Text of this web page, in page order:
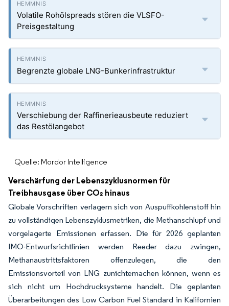
Volatile Rohölspreads stören die VLSFO-
Preisgestaltung
Begrenzte globale LNG-Bunkerinfrastruktur
Verschiebung der Raffinerieausbeute reduziert
das Restölangebot
Quelle: Mordor Intelligence
Verschärfung der Lebenszyklusnormen für
Treibhausgase über CO₂ hinaus
Globale Vorschriften verlagern sich von Auspuffkohlenstoff hin
zu vollständigen Lebenszyklusmetriken, die Methanschlupf und
vorgelagerte Emissionen erfassen. Die für 2026 geplanten
IMO-Entwurfsrichtlinien werden Reeder dazu zwingen,
Methanaustrittsfaktoren offenzulegen, die den
Emissionsvorteil von LNG zunichtemachen können, wenn es
sich nicht um Hochdrucksysteme handelt. Die geplanten
Überarbeitungen des Low Carbon Fuel Standard in Kalifornien